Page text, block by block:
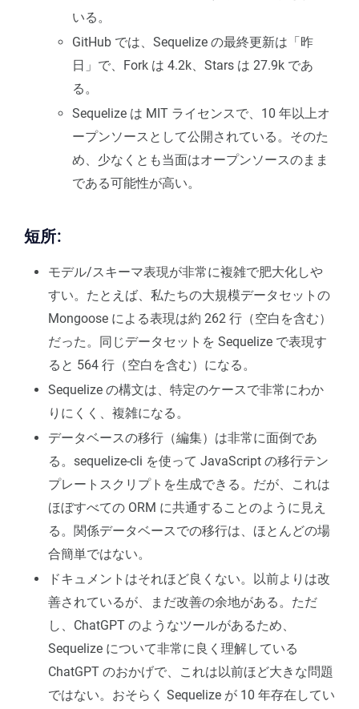
いる。
GitHub では、Sequelize の最終更新は「昨
日」で、Fork は 4.2k、Stars は 27.9k であ
る。
Sequelize は MIT ライセンスで、10 年以上オ
ープンソースとして公開されている。そのた
め、少なくとも当面はオープンソースのまま
である可能性が高い。
短所:
モデル/スキーマ表現が非常に複雑で肥大化しや
すい。たとえば、私たちの大規模データセットの
Mongoose による表現は約 262 行（空白を含む）
だった。同じデータセットを Sequelize で表現す
ると 564 行（空白を含む）になる。
Sequelize の構文は、特定のケースで非常にわか
りにくく、複雑になる。
データベースの移行（編集）は非常に面倒であ
る。sequelize-cli を使って JavaScript の移行テン
プレートスクリプトを生成できる。だが、これは
ほぼすべての ORM に共通することのように見え
る。関係データベースでの移行は、ほとんどの場
合簡単ではない。
ドキュメントはそれほど良くない。以前よりは改
善されているが、まだ改善の余地がある。ただ
し、ChatGPT のようなツールがあるため、
Sequelize について非常に良く理解している
ChatGPT のおかげで、これは以前ほど大きな問題
ではない。おそらく Sequelize が 10 年存在してい